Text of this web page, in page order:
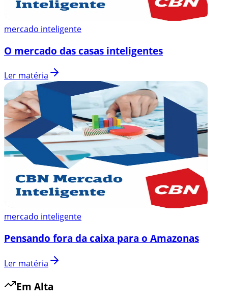
mercado inteligente
O mercado das casas inteligentes
Ler matéria
mercado inteligente
Pensando fora da caixa para o Amazonas
Ler matéria
Em Alta